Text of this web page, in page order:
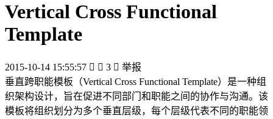
Vertical Cross Functional
Template
2015-10-14 15:55:57   3  举报
垂直跨职能模板（Vertical Cross Functional Template）是一种组
织架构设计，旨在促进不同部门和职能之间的协作与沟通。该
模板将组织划分为多个垂直层级，每个层级代表不同的职能领